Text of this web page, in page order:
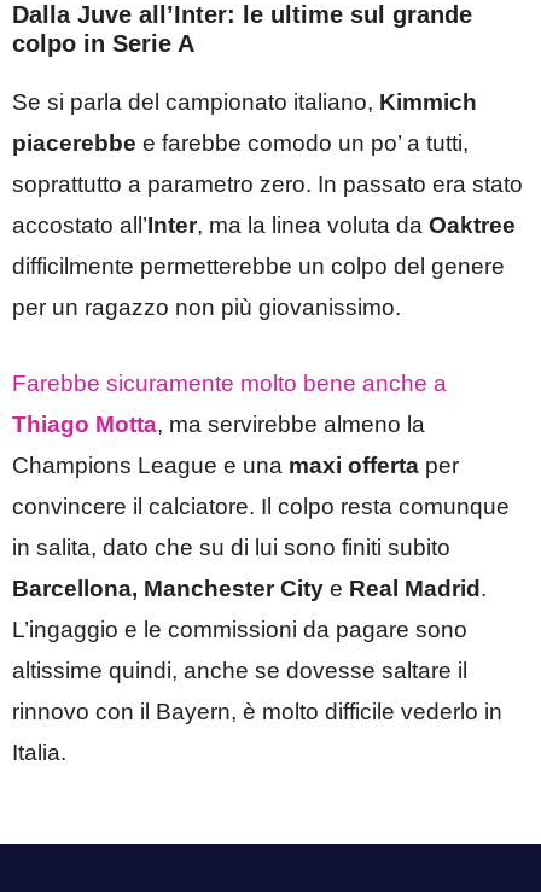
Dalla Juve all’Inter: le ultime sul grande
colpo in Serie A
Se si parla del campionato italiano, Kimmich
piacerebbe e farebbe comodo un po’ a tutti,
soprattutto a parametro zero. In passato era stato
accostato all’Inter, ma la linea voluta da Oaktree
difficilmente permetterebbe un colpo del genere
per un ragazzo non più giovanissimo.
Farebbe sicuramente molto bene anche a
Thiago Motta, ma servirebbe almeno la
Champions League e una maxi offerta per
convincere il calciatore. Il colpo resta comunque
in salita, dato che su di lui sono finiti subito
Barcellona, Manchester City e Real Madrid.
L’ingaggio e le commissioni da pagare sono
altissime quindi, anche se dovesse saltare il
rinnovo con il Bayern, è molto difficile vederlo in
Italia.